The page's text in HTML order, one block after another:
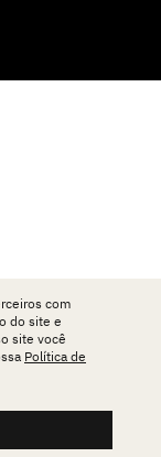
com
do site e
site você
Política de